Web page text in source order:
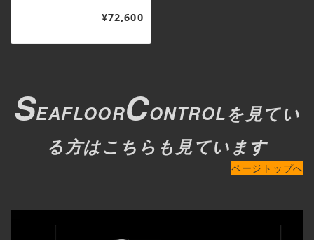
¥72,600
SEAFLOORCONTROLを見てい
る方はこちらも見ています
ページトップへ